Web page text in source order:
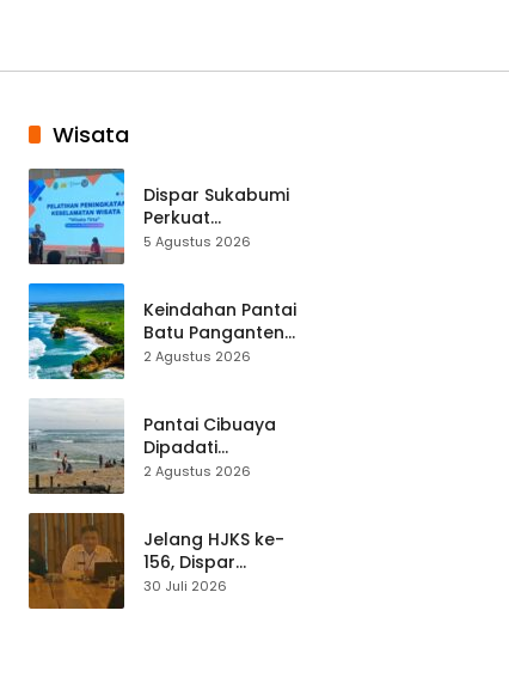
Wisata
Dispar Sukabumi
Perkuat
Keselamatan
Mitigasi hingga
Teknik Evakuasi
5 Agustus 2026
Keindahan Pantai
Batu Panganten
Mulai Dilirik
2 Agustus 2026
Pantai Cibuaya
Dipadati
Wisatawan,
Waspada
2 Agustus 2026
Jelang HJKS ke-
156, Dispar
Kabupaten
30 Juli 2026